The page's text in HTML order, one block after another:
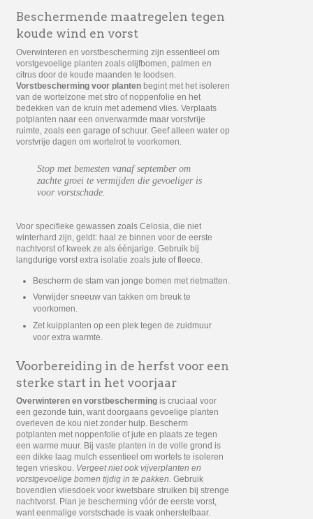
Beschermende maatregelen tegen
koude wind en vorst
Overwinteren en vorstbescherming zijn essentieel om
vorstgevoelige planten zoals olijfbomen, palmen en
citrus door de koude maanden te loodsen.
Vorstbescherming voor planten begint met het isoleren
van de wortelzone met stro of noppenfolie en het
bedekken van de kruin met ademend vlies. Verplaats
potplanten naar een onverwarmde maar vorstvrije
ruimte, zoals een garage of schuur. Geef alleen water op
vorstvrije dagen om wortelrot te voorkomen.
Stop met bemesten vanaf september om
zachte groei te vermijden die gevoeliger is
voor vorstschade.
Voor specifieke gewassen zoals Celosia, die niet
winterhard zijn, geldt: haal ze binnen voor de eerste
nachtvorst of kweek ze als éénjarige. Gebruik bij
langdurige vorst extra isolatie zoals jute of fleece.
Bescherm de stam van jonge bomen met rietmatten.
Verwijder sneeuw van takken om breuk te
voorkomen.
Zet kuipplanten op een plek tegen de zuidmuur
voor extra warmte.
Voorbereiding in de herfst voor een
sterke start in het voorjaar
Overwinteren en vorstbescherming is cruciaal voor
een gezonde tuin, want doorgaans gevoelige planten
overleven de kou niet zonder hulp. Bescherm
potplanten met noppenfolie of jute en plaats ze tegen
een warme muur. Bij vaste planten in de volle grond is
een dikke laag mulch essentieel om wortels te isoleren
tegen vrieskou. Vergeet niet ook vijverplanten en
vorstgevoelige bomen tijdig in te pakken. Gebruik
bovendien vliesdoek voor kwetsbare struiken bij strenge
nachtvorst. Plan je bescherming vóór de eerste vorst,
want eenmalige vorstschade is vaak onherstelbaar.